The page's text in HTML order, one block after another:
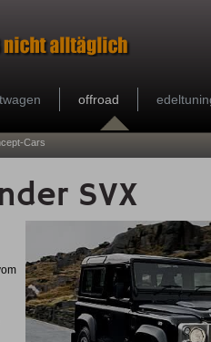
offroad
Cars
SVX